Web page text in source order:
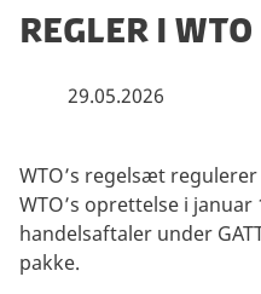
Regler i WTO
29.05.2026
WTO’s regelsæt
WTO’s oprettelse i
handelsaftaler under
pakke.